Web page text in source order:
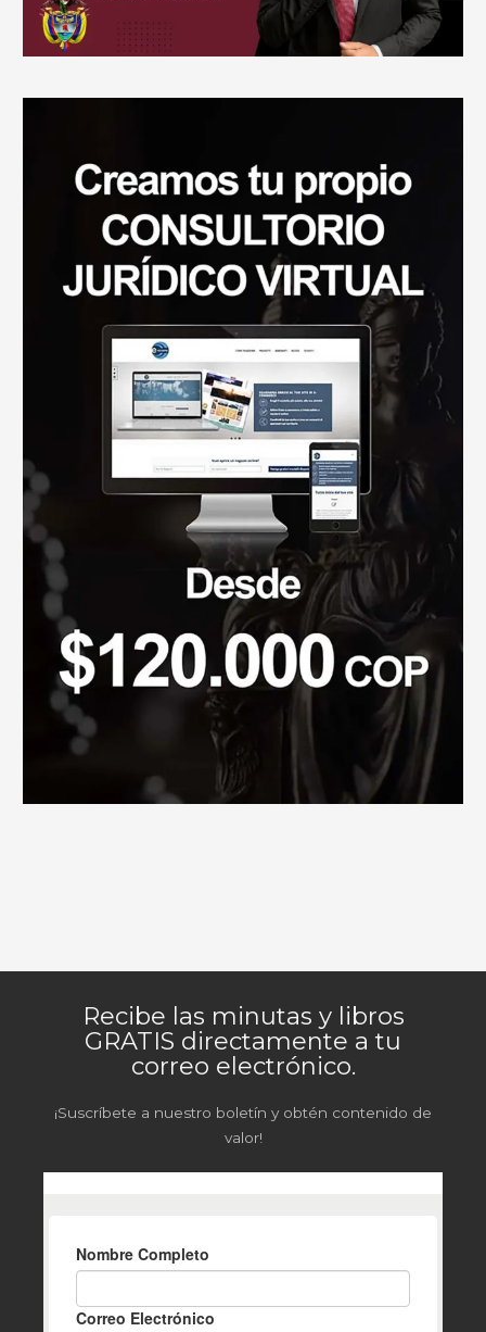
Recibe las minutas y libros
GRATIS directamente a tu
correo electrónico.
¡Suscríbete a nuestro boletín y obtén contenido de
valor!